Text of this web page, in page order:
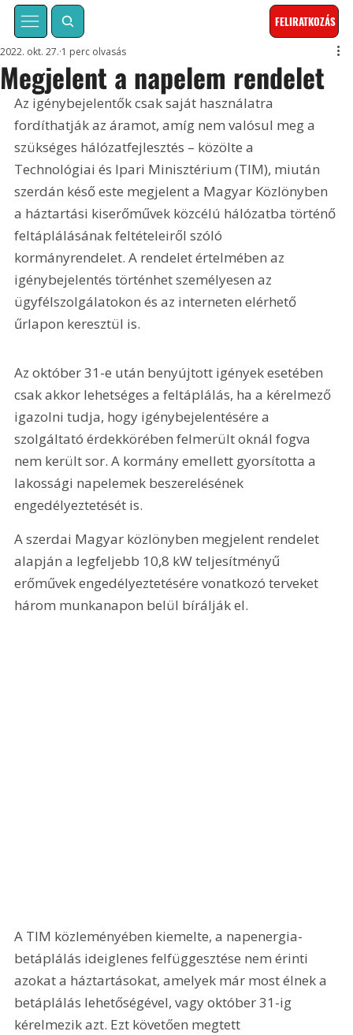
FELIRATKOZÁS
Megjelent a napelem rendelet
2022. okt. 27. 1 perc olvasás
Az igénybejelentők csak saját használatra
fordíthatják az áramot, amíg nem valósul meg a
szükséges hálózatfejlesztés – közölte a
Technológiai és Ipari Minisztérium (TIM), miután
szerdán késő este megjelent a Magyar Közlönyben
a háztartási kiserőművek közcélú hálózatba történő
feltáplálásának feltételeiről szóló
kormányrendelet. A rendelet értelmében az
igénybejelentés történhet személyesen az
ügyfélszolgálatokon és az interneten elérhető
űrlapon keresztül is.
Az október 31-e után benyújtott igények esetében
csak akkor lehetséges a feltáplálás, ha a kérelmező
igazolni tudja, hogy igénybejelentésére a
szolgáltató érdekkörében felmerült oknál fogva
nem került sor. A kormány emellett gyorsította a
lakossági napelemek beszerelésének
engedélyeztetését is.
A szerdai Magyar közlönyben megjelent rendelet
alapján a legfeljebb 10,8 kW teljesítményű
erőművek engedélyeztetésére vonatkozó terveket
három munkanapon belül bírálják el.
A TIM közleményében kiemelte, a napenergia-
betáplálás ideiglenes felfüggesztése nem érinti
azokat a háztartásokat, amelyek már most élnek a
betáplálás lehetőségével, vagy október 31-ig
kérelmezik azt. Ezt követően megtett